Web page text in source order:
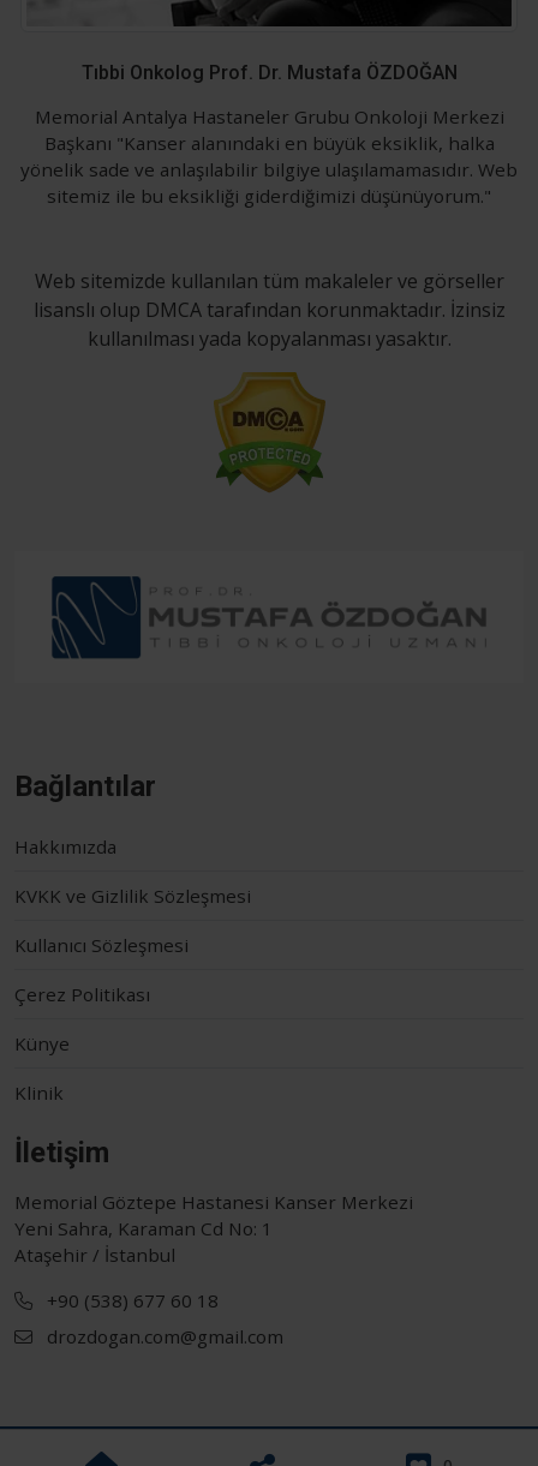
Tıbbi Onkolog Prof. Dr. Mustafa ÖZDOĞAN
Memorial Antalya Hastaneler Grubu Onkoloji Merkezi
Başkanı "Kanser alanındaki en büyük eksiklik, halka
yönelik sade ve anlaşılabilir bilgiye ulaşılamamasıdır. Web
sitemiz ile bu eksikliği giderdiğimizi düşünüyorum."
Web sitemizde kullanılan tüm makaleler ve görseller
lisanslı olup DMCA tarafından korunmaktadır. İzinsiz
kullanılması yada kopyalanması yasaktır.
Bağlantılar
Hakkımızda
KVKK ve Gizlilik Sözleşmesi
Kullanıcı Sözleşmesi
Çerez Politikası
Künye
Klinik
İletişim
Memorial Göztepe Hastanesi Kanser Merkezi
Yeni Sahra, Karaman Cd No: 1
Ataşehir / İstanbul
+90 (538) 677 60 18
drozdogan.com@gmail.com
Prof. Dr. Musfata Özdoğan © 2010 - 2026